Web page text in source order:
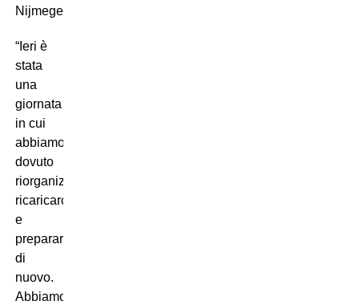
Nijmegen.
“Ieri è
stata
una
giornata
in cui
abbiamo
dovuto
riorganizzarci,
ricaricarci
e
prepararci
di
nuovo.
Abbiamo